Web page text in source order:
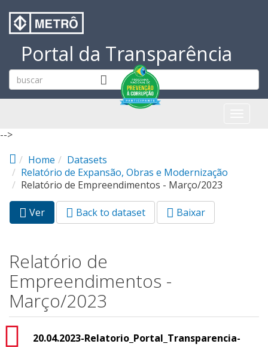
Portal da Transparência
-->
Home
Datasets
Relatório de Expansão, Obras e Modernização
Relatório de Empreendimentos - Março/2023
Abas primárias
Ver
ativa)
Back to dataset Baixar
Relatório de
Empreendimentos -
Março/2023
20.04.2023-Relatorio_Portal_Transparencia-